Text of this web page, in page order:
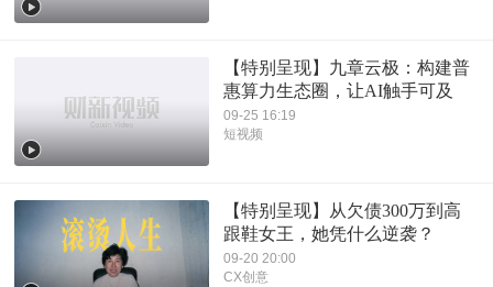
【特别呈现】九章云极：构建普
惠算力生态圈，让AI触手可及
09-25 16:19
短视频
【特别呈现】从欠债300万到高
跟鞋女王，她凭什么逆袭？
09-20 20:00
CX创意